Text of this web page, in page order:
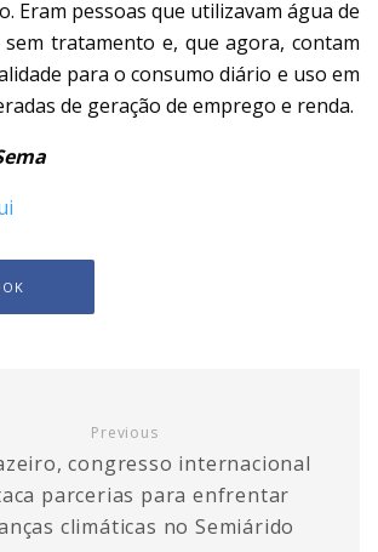
Eram pessoas que utilizavam água de
tratamento e, que agora, contam
para o consumo diário e uso em
de geração de emprego e renda.
Previous
congresso internacional
parcerias para enfrentar
climáticas no Semiárido